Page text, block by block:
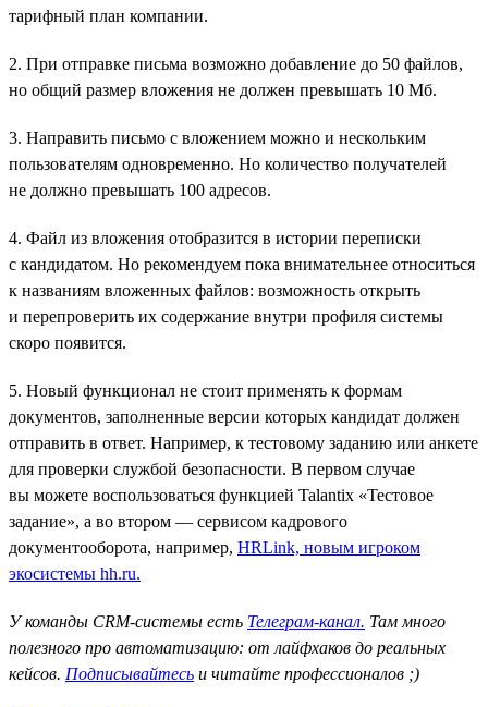
тарифный план компании.
2. При отправке письма возможно добавление до 50 файлов,
но общий размер вложения не должен превышать 10 Мб.
3. Направить письмо с вложением можно и нескольким
пользователям одновременно. Но количество получателей
не должно превышать 100 адресов.
4. Файл из вложения отобразится в истории переписки
с кандидатом. Но рекомендуем пока внимательнее относиться
к названиям вложенных файлов: возможность открыть
и перепроверить их содержание внутри профиля системы
скоро появится.
5. Новый функционал не стоит применять к формам
документов, заполненные версии которых кандидат должен
отправить в ответ. Например, к тестовому заданию или анкете
для проверки службой безопасности. В первом случае
вы можете воспользоваться функцией Talantix «Тестовое
задание», а во втором — сервисом кадрового
документооборота, например, HRLink, новым игроком
экосистемы hh.ru.
У команды CRM-системы есть Телеграм-канал. Там много
полезного про автоматизацию: от лайфхаков до реальных
кейсов. Подписывайтесь и читайте профессионалов ;)